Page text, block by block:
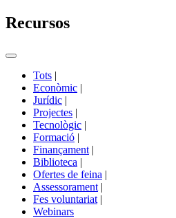
Recursos
Commutador
portals
Tots |
Econòmic |
Jurídic |
Projectes |
Tecnològic |
Formació |
Finançament |
Biblioteca |
Ofertes de feina |
Assessorament |
Fes voluntariat |
Webinars